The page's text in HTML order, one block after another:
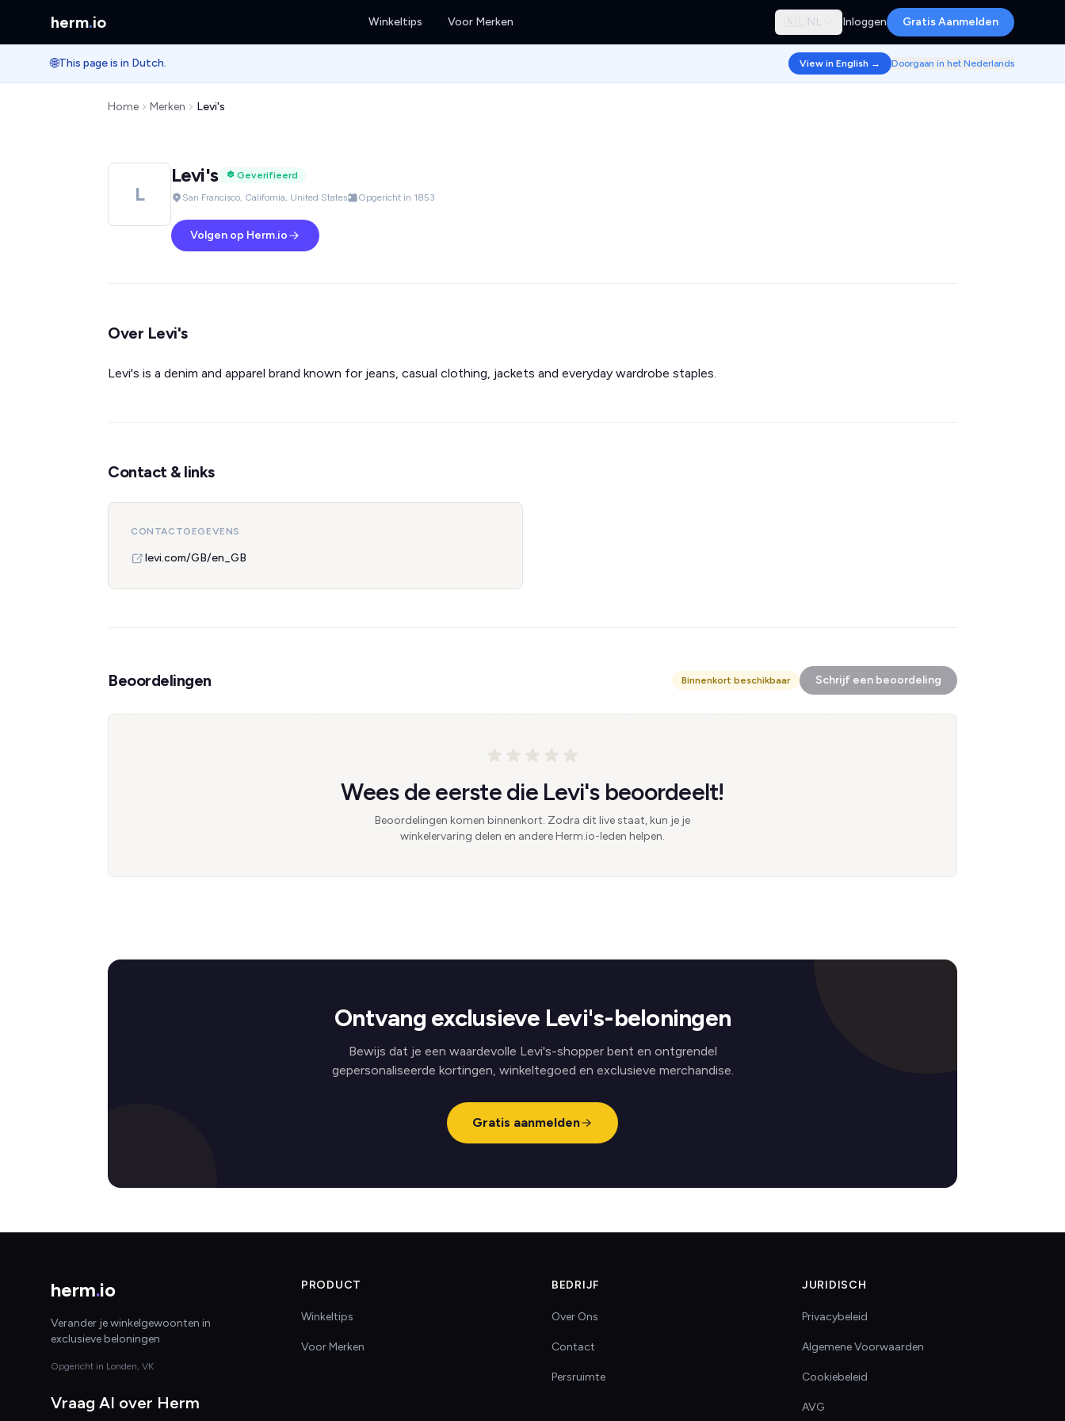
herm.io Winkeltips Voor Merken 🇳🇱 NL Inloggen Gratis Aanmelden
🌐This page is in Dutch. View in English → Doorgaan in het Nederlands
Home Merken Levi's
L
Levi's
Geverifieerd
San Francisco, California, United States
Opgericht in 1853
Volgen op Herm.io
Over Levi's
Levi's is a denim and apparel brand known for jeans, casual clothing, jackets and everyday wardrobe staples.
Contact & links
CONTACTGEGEVENS
levi.com/GB/en_GB
Beoordelingen Binnenkort beschikbaar Schrijf een beoordeling
Wees de eerste die Levi's beoordeelt!
Beoordelingen komen binnenkort. Zodra dit live staat, kun je je
winkelervaring delen en andere Herm.io-leden helpen.
Ontvang exclusieve Levi's-beloningen
Bewijs dat je een waardevolle Levi's-shopper bent en ontgrendel
gepersonaliseerde kortingen, winkeltegoed en exclusieve merchandise.
Gratis aanmelden
herm.io
Verander je winkelgewoonten in
exclusieve beloningen
Opgericht in Londen, VK
Vraag AI over Herm
PRODUCT
Winkeltips
Voor Merken
BEDRIJF
Over Ons
Contact
Persruimte
JURIDISCH
Privacybeleid
Algemene Voorwaarden
Cookiebeleid
AVG